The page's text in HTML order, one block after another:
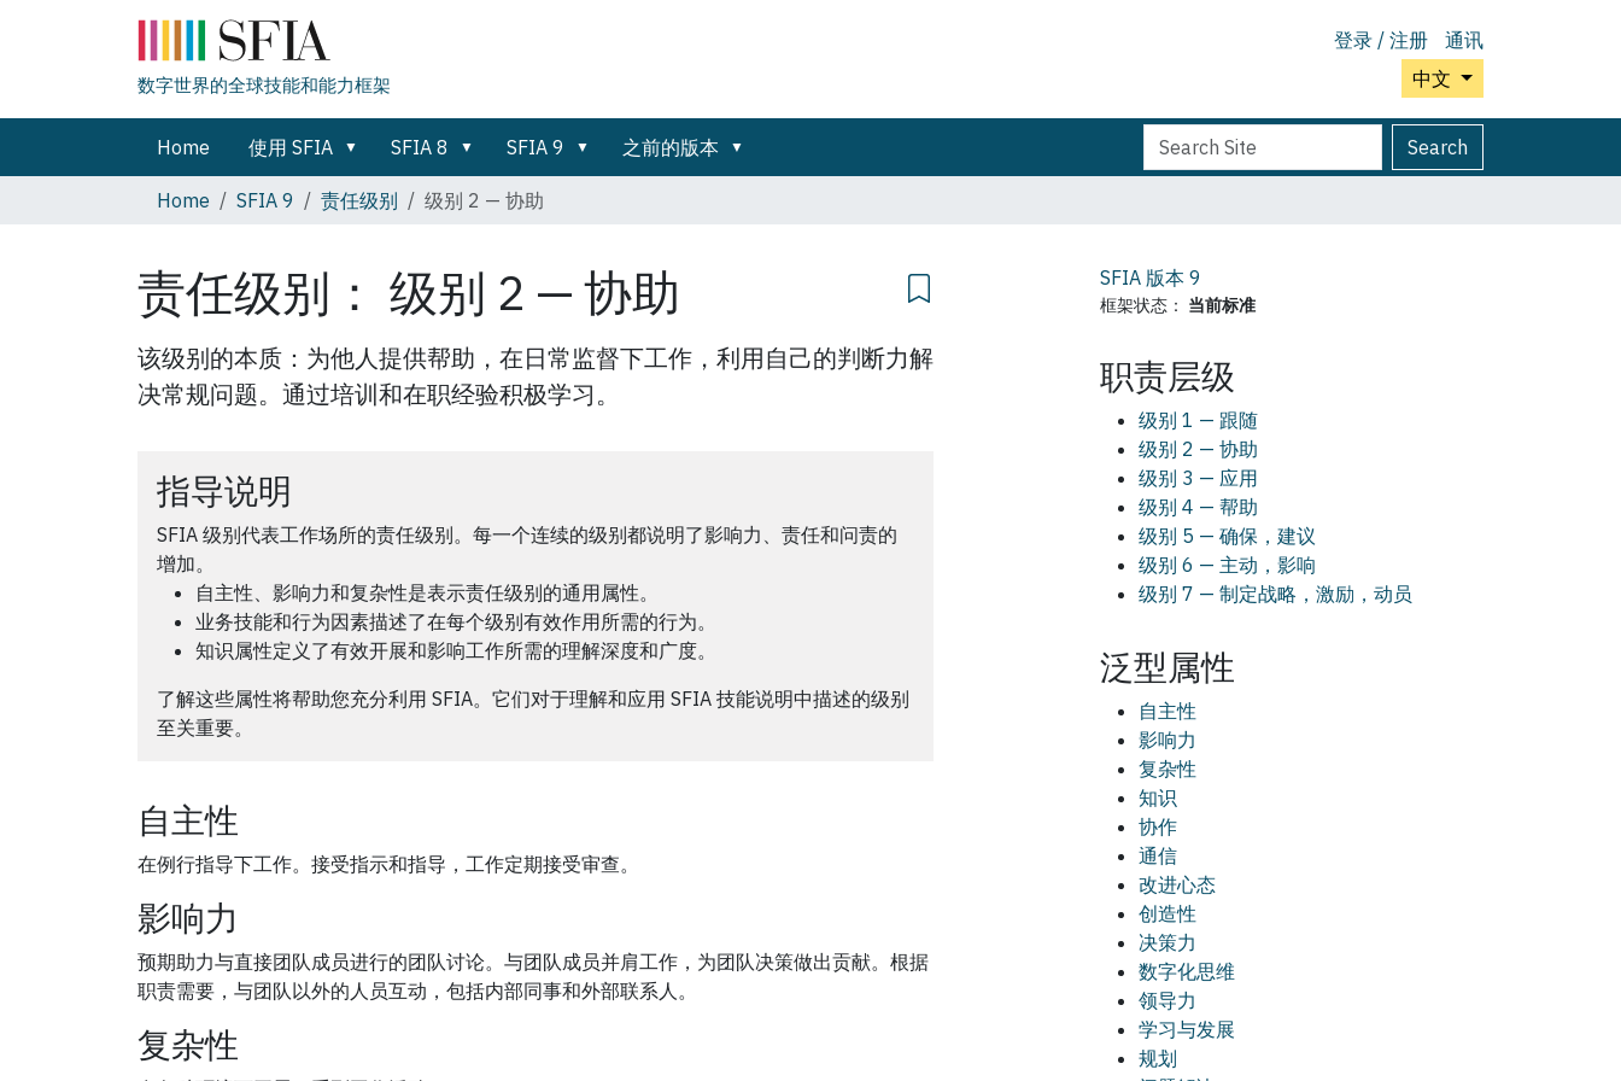
登录 / 注册
通讯
中文
数字世界的全球技能和能力框架
Home 使用 SFIA SFIA 8 SFIA 9 之前的版本
Search
Site
Search
Advanced
Search…
Home
SFIA 9 责任级别 级别 2 — 协助
责任级别： 级别 2 — 协助
该级别的本质：为他人提供帮助，在日常监督下工作，利用自己的判断力解
决常规问题。通过培训和在职经验积极学习。
指导说明
SFIA 级别代表工作场所的责任级别。每一个连续的级别都说明了影响力、责任和问责的
增加。
自主性、影响力和复杂性是表示责任级别的通用属性。
业务技能和行为因素描述了在每个级别有效作用所需的行为。
知识属性定义了有效开展和影响工作所需的理解深度和广度。
了解这些属性将帮助您充分利用 SFIA。它们对于理解和应用 SFIA 技能说明中描述的级别
至关重要。
自主性
在例行指导下工作。接受指示和指导，工作定期接受审查。
影响力
预期助力与直接团队成员进行的团队讨论。与团队成员并肩工作，为团队决策做出贡献。根据
职责需要，与团队以外的人员互动，包括内部同事和外部联系人。
复杂性
SFIA 版本 9
框架状态： 当前标准
职责层级
级别 1 — 跟随
级别 2 — 协助
级别 3 — 应用
级别 4 — 帮助
级别 5 — 确保，建议
级别 6 — 主动，影响
级别 7 — 制定战略，激励，动员
泛型属性
自主性
影响力
复杂性
知识
协作
通信
改进心态
创造性
决策力
数字化思维
领导力
学习与发展
规划